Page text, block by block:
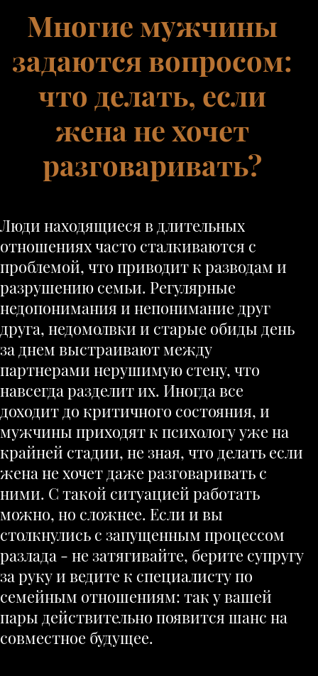
Многие мужчины
задаются вопросом:
что делать, если
жена не хочет
разговаривать?
Люди находящиеся в длительных
отношениях часто сталкиваются с
проблемой, что приводит к разводам и
разрушению семьи. Регулярные
недопонимания и непонимание друг
друга, недомолвки и старые обиды день
за днем выстраивают между
партнерами нерушимую стену, что
навсегда разделит их. Иногда все
доходит до критичного состояния, и
мужчины приходят к психологу уже на
крайней стадии, не зная, что делать если
жена не хочет даже разговаривать с
ними. С такой ситуацией работать
можно, но сложнее. Если и вы
столкнулись с запущенным процессом
разлада - не затягивайте, берите супругу
за руку и ведите к специалисту по
семейным отношениям: так у вашей
пары действительно появится шанс на
совместное будущее.